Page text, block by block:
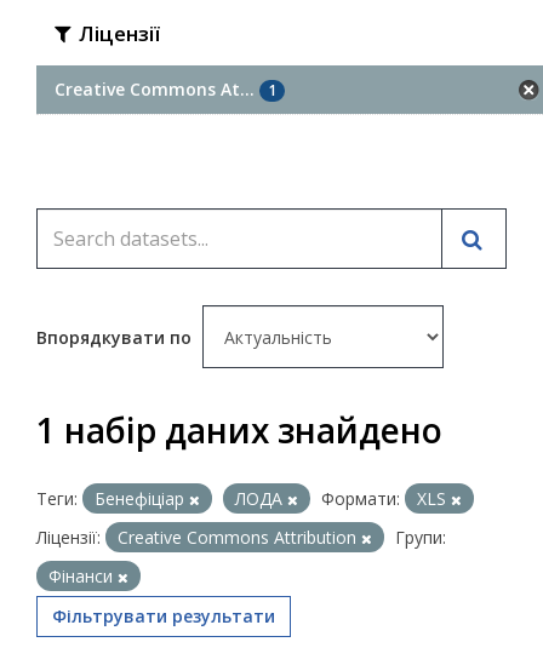
Ліцензії
Creative Commons At... 1
Впорядкувати по
1 набір даних знайдено
Теги: Бенефіціар ЛОДА Формати:
XLS
Ліцензії:
Creative Commons Attribution
Групи:
Фінанси
Фільтрувати результати